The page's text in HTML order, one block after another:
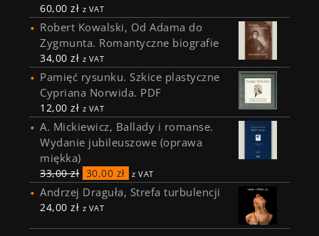
60,00zł z VAT
Robert Kowalski, Od Adama do
Zygmunta. Romantyczne biografie
34,00zł z VAT
Pamięć rysunku. Szkice plastyczne
Cypriana Norwida. PDF
12,00zł z VAT
A. Mickiewicz, Ballady i romanse.
Wydanie jubileuszowe (oprawa
miękka)
33,00zł 30,00 zł z VAT
Andrzej Draguła, Strefa turbulencji
24,00zł z VAT